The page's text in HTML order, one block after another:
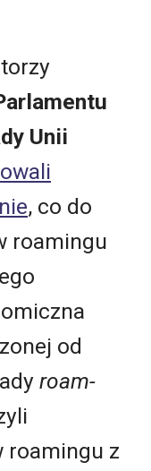
Unii
, co do
roamingu
od
roam-
roamingu z